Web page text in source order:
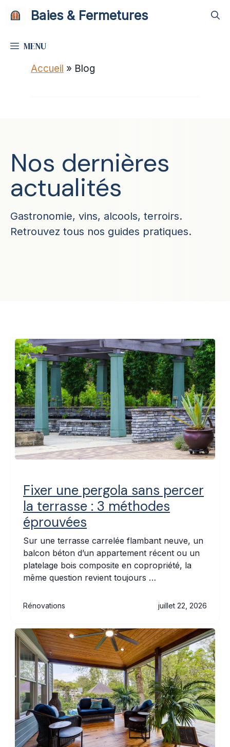
Baies & Fermetures
MENU
Accueil » Blog
Nos dernières
actualités
Gastronomie, vins, alcools, terroirs.
Retrouvez tous nos guides pratiques.
Fixer une pergola sans percer
la terrasse : 3 méthodes
éprouvées
Sur une terrasse carrelée flambant neuve, un
balcon béton d’un appartement récent ou un
platelage bois composite en copropriété, la
même question revient toujours …
Rénovations juillet 22, 2026